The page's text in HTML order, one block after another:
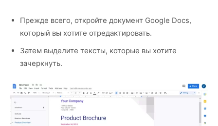
Прежде всего, откройте документ Google Docs,
который вы хотите отредактировать.
Затем выделите тексты, которые вы хотите
зачеркнуть.